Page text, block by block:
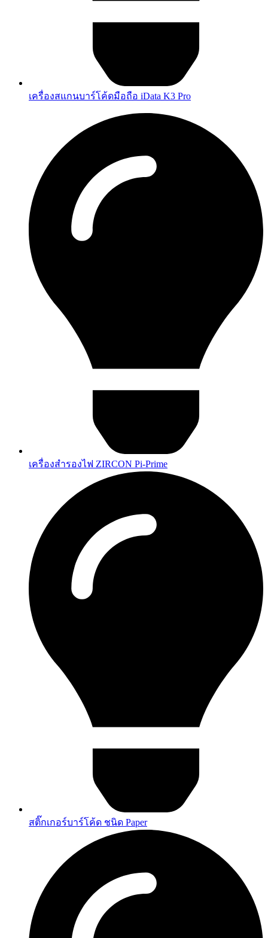
เครื่องสแกนบาร์โค้ดมือถือ iData K3 Pro
เครื่องสำรองไฟ ZIRCON Pi-Prime
สติ๊กเกอร์บาร์โค้ด ชนิด Paper